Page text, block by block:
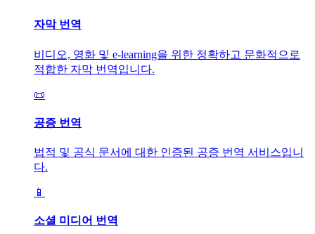
자막 번역
비디오, 영화 및 e-learning을 위한 정확하고 문화적으로
적합한 자막 번역입니다.
📜
공증 번역
법적 및 공식 문서에 대한 인증된 공증 번역 서비스입니
다.
📱
소셜 미디어 번역